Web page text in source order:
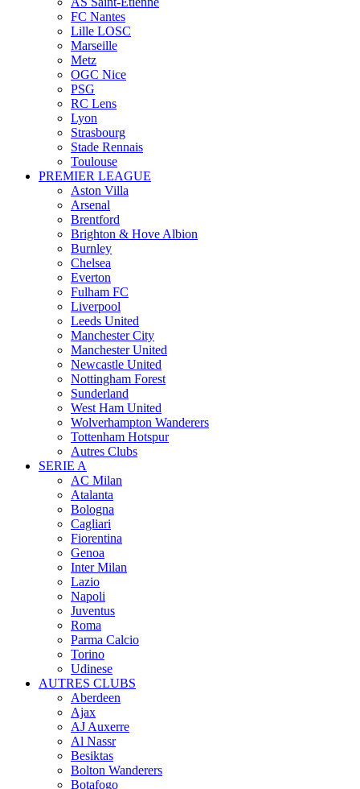
FC Nantes
Lille LOSC
Marseille
Metz
OGC Nice
PSG
RC Lens
Lyon
Strasbourg
Stade Rennais
Toulouse
PREMIER LEAGUE
Aston Villa
Arsenal
Brentford
Brighton & Hove Albion
Burnley
Chelsea
Everton
Fulham FC
Liverpool
Leeds United
Manchester City
Manchester United
Newcastle United
Nottingham Forest
Sunderland
West Ham United
Wolverhampton Wanderers
Tottenham Hotspur
Autres Clubs
SERIE A
AC Milan
Atalanta
Bologna
Cagliari
Fiorentina
Genoa
Inter Milan
Lazio
Napoli
Juventus
Roma
Parma Calcio
Torino
Udinese
AUTRES CLUBS
Aberdeen
Ajax
AJ Auxerre
Al Nassr
Besiktas
Bolton Wanderers
Botafogo